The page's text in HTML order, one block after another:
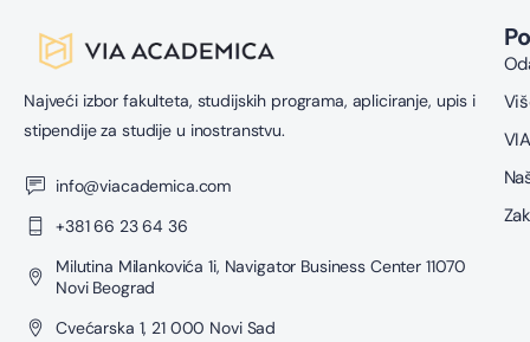
Najveći izbor fakulteta, studijskih programa, apliciranje, upis i
stipendije za studije u inostranstvu.
info@viacademica.com
+381 66 23 64 36
Milutina Milankovića 1i, Navigator Business Center 11070
Novi Beograd
Cvećarska 1, 21 000 Novi Sad